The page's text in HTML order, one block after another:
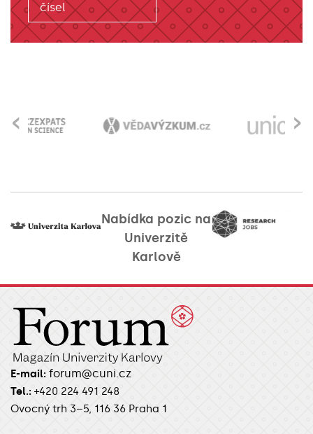
čísel
›
‹
Nabídka pozic na
Univerzitě
Karlově
E-mail: forum@cuni.cz
Tel.: +420 224 491 248
Ovocný trh 3–5, 116 36 Praha 1